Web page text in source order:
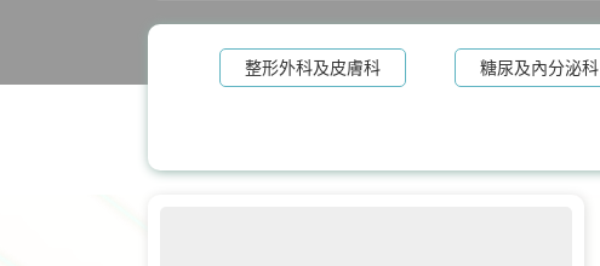
整形外科及皮膚科 糖尿及內分泌科
核子醫學及正電子掃描